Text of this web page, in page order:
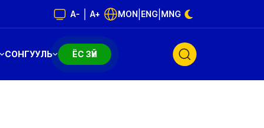
A- A+ MON ENG MNG
СОНГУУЛЬ ЁС ЗҮЙ